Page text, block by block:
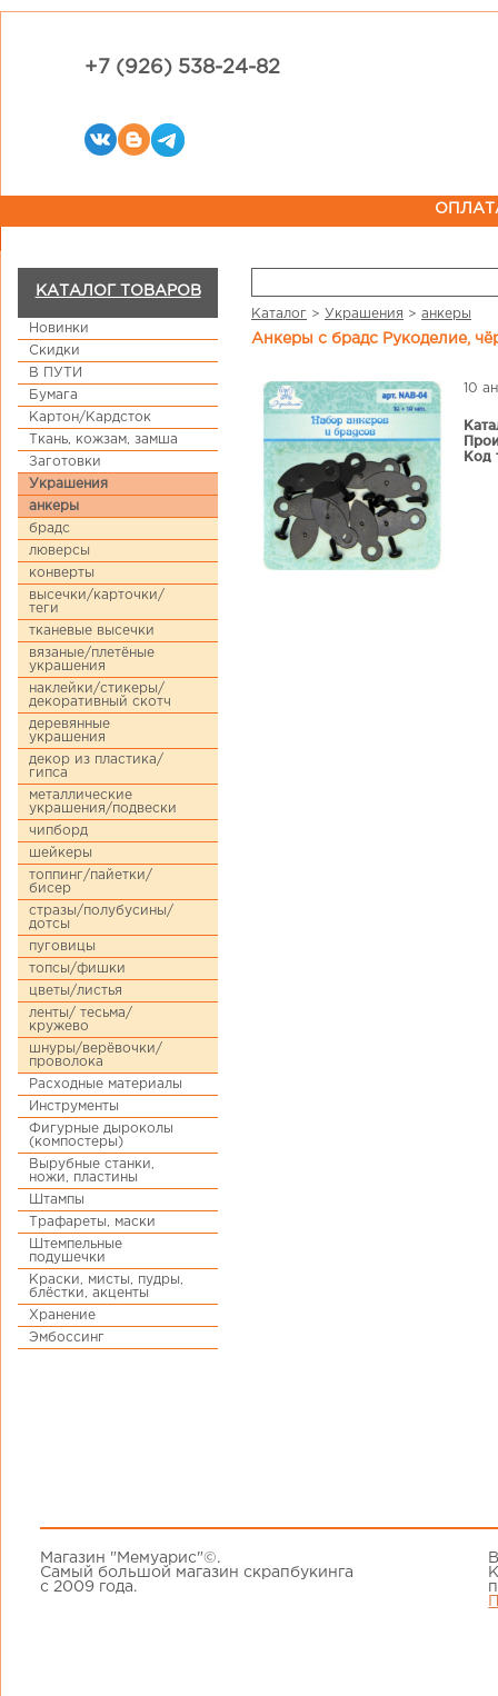
+7 (926) 538-24-82
КАТАЛОГ ТОВАРОВ
Новинки
Скидки
В ПУТИ
Бумага
Картон/Кардсток
Ткань, кожзам, замша
Заготовки
Украшения
анкеры
брадс
люверсы
конверты
высечки/карточки/
теги
тканевые высечки
вязаные/плетёные
украшения
наклейки/стикеры/
декоративный скотч
деревянные
украшения
декор из пластика/
гипса
металлические
украшения/подвески
чипборд
шейкеры
топпинг/пайетки/
бисер
стразы/полубусины/
дотсы
пуговицы
топсы/фишки
цветы/листья
ленты/ тесьма/
кружево
шнуры/верёвочки/
проволока
Расходные материалы
Инструменты
Фигурные дыроколы
(компостеры)
Вырубные станки,
ножи, пластины
Штампы
Трафареты, маски
Штемпельные
подушечки
Краски, мисты, пудры,
блёстки, акценты
Хранение
Эмбоссинг
Каталог > Украшения > анкеры
Анкеры c брадс Рукоделие,
10
Код
Магазин "Мемуарис"©.
Самый большой магазин скрапбукинга
с 2009 года.